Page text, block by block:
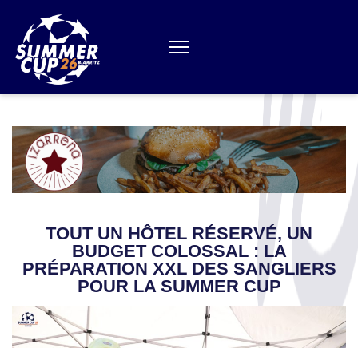
contenu
(Pressez
TOUT UN HÔTEL RÉSERVÉ, UN
BUDGET COLOSSAL : LA
PRÉPARATION XXL DES SANGLIERS
POUR LA SUMMER CUP